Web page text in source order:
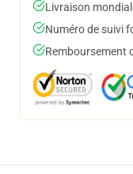
Livraison
Numéro de suivi
Remboursement